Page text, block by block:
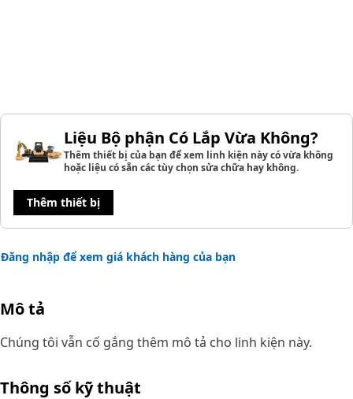
Liệu Bộ phận Có Lắp Vừa Không?
Thêm thiết bị của bạn để xem linh kiện này có vừa không
hoặc liệu có sẵn các tùy chọn sửa chữa hay không.
Thêm thiết bị
Đăng nhập để xem giá khách hàng của bạn
Mô tả
Chúng tôi vẫn cố gắng thêm mô tả cho linh kiện này.
Thông số kỹ thuật